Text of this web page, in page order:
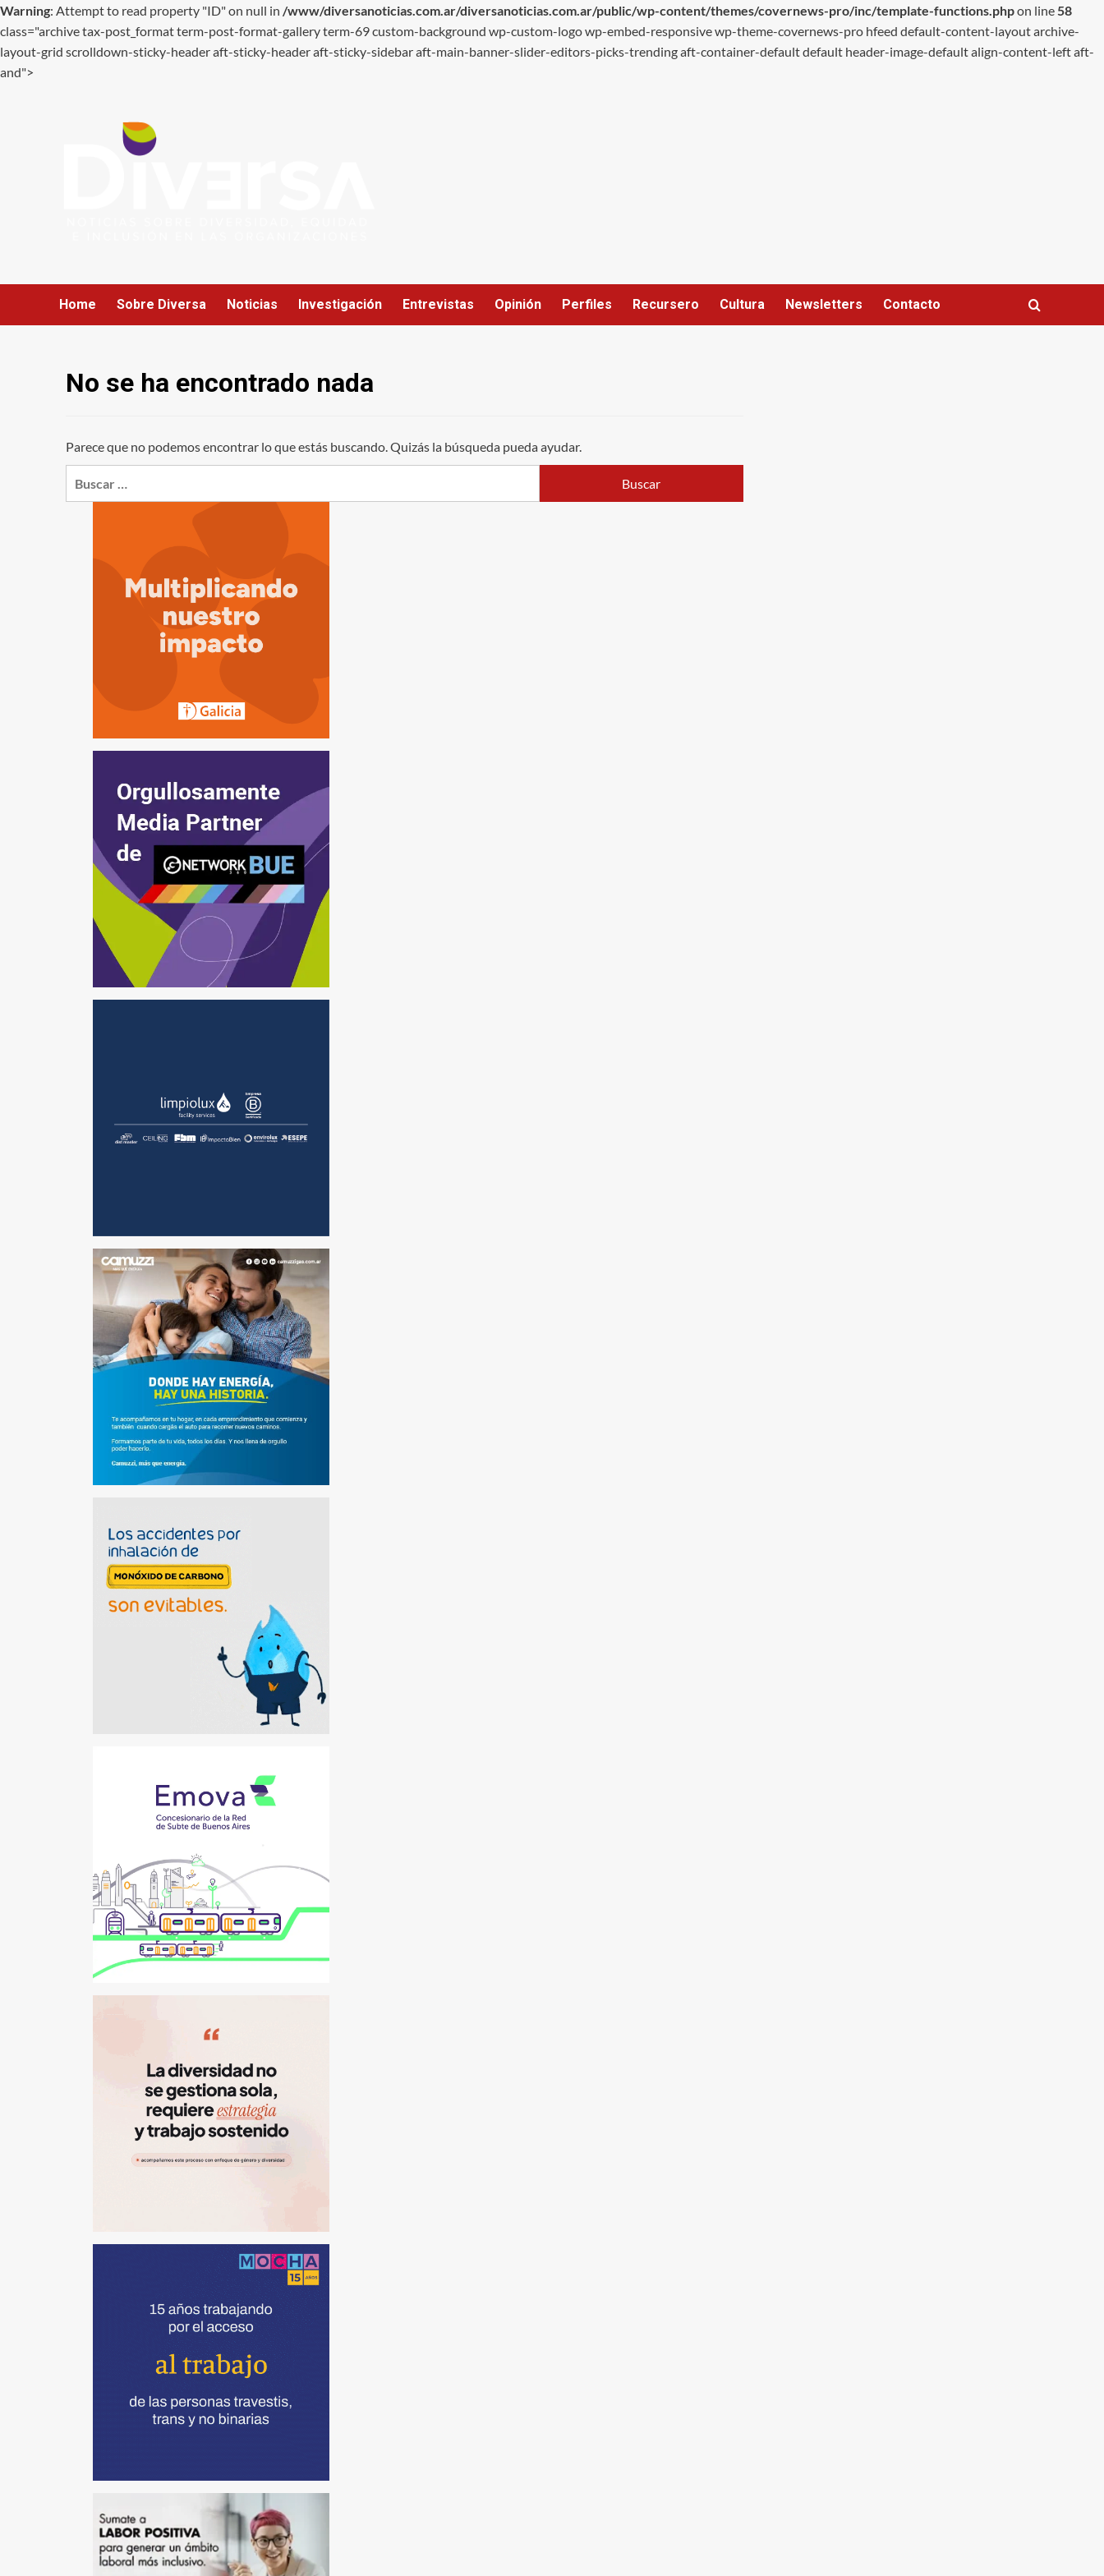
Warning: Attempt to read property "ID" on null in /www/diversanoticias.com.ar/diversanoticias.com.ar/public/wp-content/themes/covernews-pro/inc/template-functions.phpon line58
class="archive tax-post_format term-post-format-gallery term-69 custom-background wp-custom-logo wp-embed-responsive wp-theme-covernews-pro hfeed default-content-layout archive-
layout-grid scrolldown-sticky-header aft-sticky-header aft-sticky-sidebar aft-main-banner-slider-editors-picks-trending aft-container-default default header-image-default align-content-left aft-
and">
Home Sobre Diversa Noticias Investigación Entrevistas Opinión Perfiles Recursero Cultura Newsletters Contacto
No se ha encontrado nada
Parece que no podemos encontrar lo que estás buscando. Quizás la búsqueda pueda ayudar.